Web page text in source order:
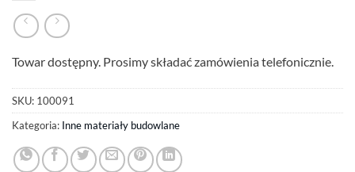
Towar dostępny. Prosimy składać zamówienia telefonicznie.
SKU: 100091
Kategoria: Inne materiały budowlane